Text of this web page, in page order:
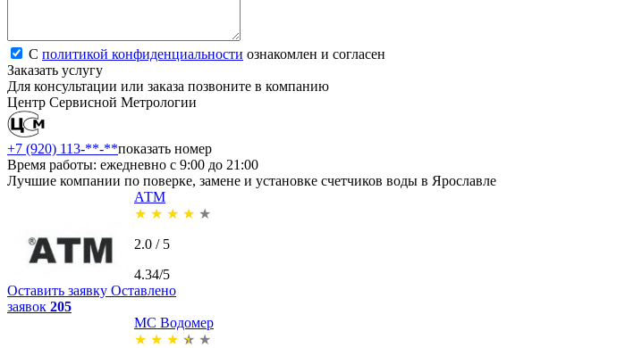
С политикой конфиденциальности ознакомлен и согласен
Заказать услугу
Для консультации или заказа позвоните в компанию
Центр Сервисной Метрологии
+7 (920) 113-**-**показать номер
Время работы: ежедневно с 9:00 до 21:00
Лучшие компании по поверке, замене и установке счетчиков воды в Ярославле
АТМ
★ ★ ★ ★ ★
2.0 / 5
4.34/5
Оставить заявку Оставлено
заявок 205
МС Водомер
★ ★ ★ ★ ★